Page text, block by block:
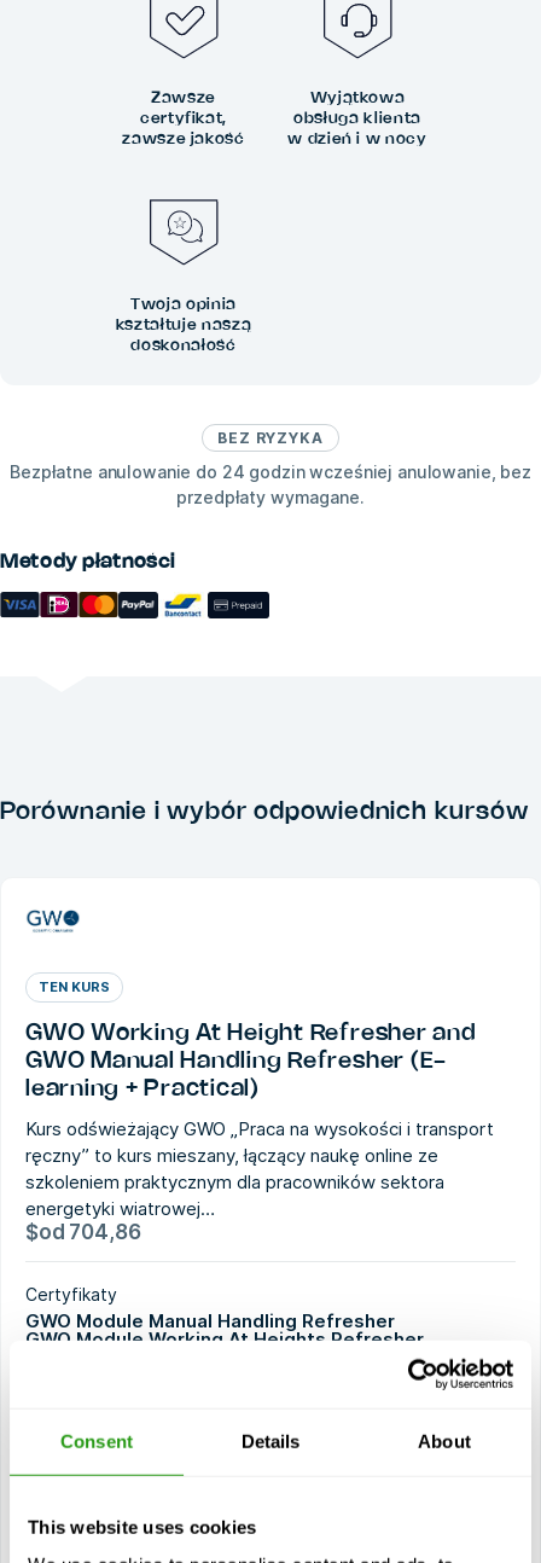
Consent Details About
This website uses cookies
BEZ RYZYKA
Bezpłatne anulowanie do 24 godzin wcześniej anulowanie, bez
przedpłaty wymagane.
Metody płatności
Zawsze
certyfikat,
zawsze jakość
Wyjątkowa
obsługa klienta
w dzień i w nocy
Twoja opinia
kształtuje naszą
doskonałość
Porównanie i wybór odpowiednich kursów
TEN KURS
GWO Working At Height Refresher and
GWO Manual Handling Refresher (E-
learning + Practical)
Kurs odświeżający GWO „Praca na wysokości i transport
ręczny” to kurs mieszany, łączący naukę online ze
szkoleniem praktycznym dla pracowników sektora
energetyki wiatrowej…
$od 704,86
Certyfikaty
GWO Module Manual Handling Refresher
GWO Module Working At Heights Refresher
Moduły